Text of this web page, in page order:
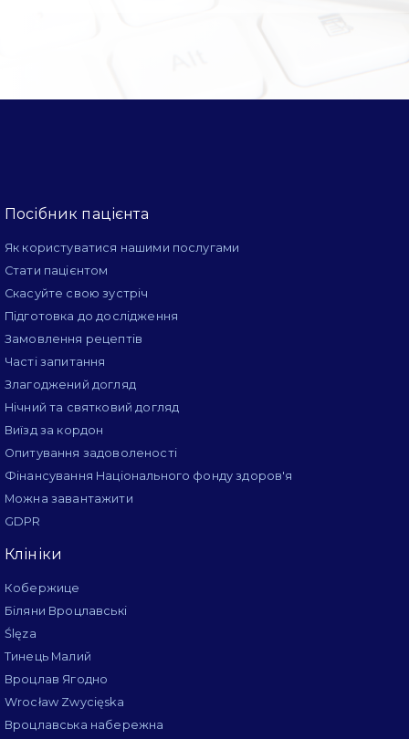
Посібник пацієнта
Як користуватися нашими послугами
Стати пацієнтом
Скасуйте свою зустріч
Підготовка до дослідження
Замовлення рецептів
Часті запитання
Злагоджений догляд
Нічний та святковий догляд
Виїзд за кордон
Опитування задоволеності
Фінансування Національного фонду здоров'я
Можна завантажити
GDPR
Клініки
Кобержице
Біляни Вроцлавські
Ślęza
Тинець Малий
Вроцлав Ягодно
Wrocław Zwycięska
Вроцлавська набережна